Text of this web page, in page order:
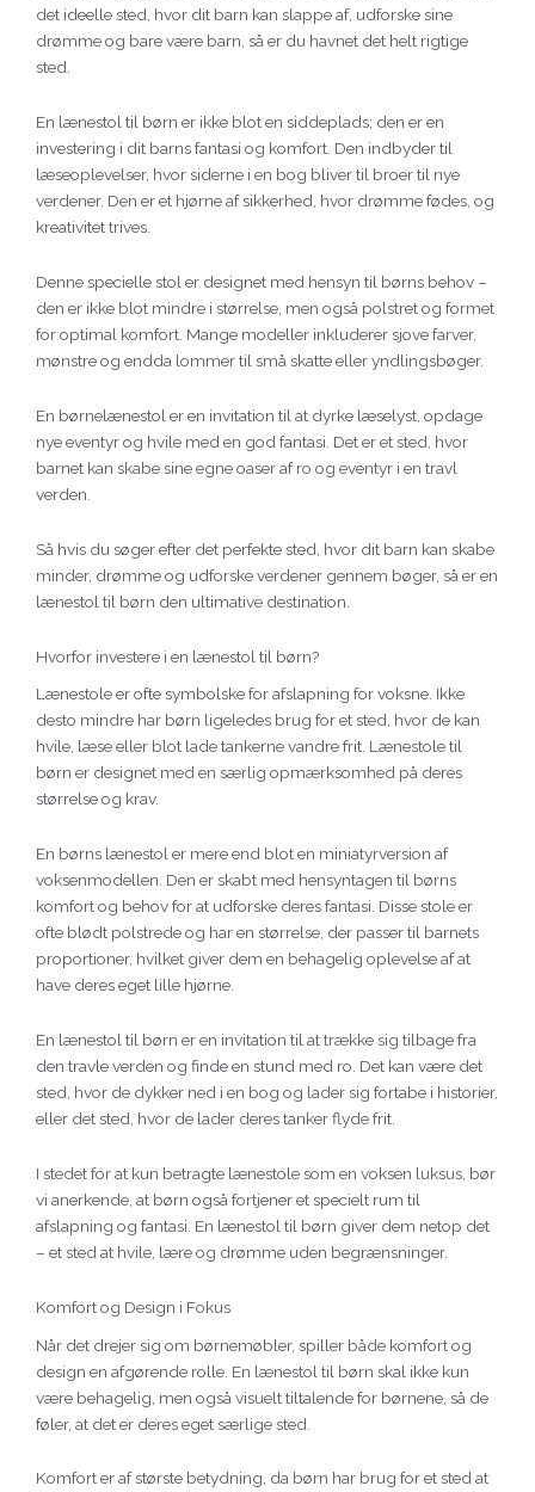
det ideelle sted, hvor dit barn kan slappe af, udforske sine
drømme og bare være barn, så er du havnet det helt rigtige
sted.
En lænestol til børn er ikke blot en siddeplads; den er en
investering i dit barns fantasi og komfort. Den indbyder til
læseoplevelser, hvor siderne i en bog bliver til broer til nye
verdener. Den er et hjørne af sikkerhed, hvor drømme fødes, og
kreativitet trives.
Denne specielle stol er designet med hensyn til børns behov –
den er ikke blot mindre i størrelse, men også polstret og formet
for optimal komfort. Mange modeller inkluderer sjove farver,
mønstre og endda lommer til små skatte eller yndlingsbøger.
En børnelænestol er en invitation til at dyrke læselyst, opdage
nye eventyr og hvile med en god fantasi. Det er et sted, hvor
barnet kan skabe sine egne oaser af ro og eventyr i en travl
verden.
Så hvis du søger efter det perfekte sted, hvor dit barn kan skabe
minder, drømme og udforske verdener gennem bøger, så er en
lænestol til børn den ultimative destination.
Hvorfor investere i en lænestol til børn?
Lænestole er ofte symbolske for afslapning for voksne. Ikke
desto mindre har børn ligeledes brug for et sted, hvor de kan
hvile, læse eller blot lade tankerne vandre frit. Lænestole til
børn er designet med en særlig opmærksomhed på deres
størrelse og krav.
En børns lænestol er mere end blot en miniatyrversion af
voksenmodellen. Den er skabt med hensyntagen til børns
komfort og behov for at udforske deres fantasi. Disse stole er
ofte blødt polstrede og har en størrelse, der passer til barnets
proportioner, hvilket giver dem en behagelig oplevelse af at
have deres eget lille hjørne.
En lænestol til børn er en invitation til at trække sig tilbage fra
den travle verden og finde en stund med ro. Det kan være det
sted, hvor de dykker ned i en bog og lader sig fortabe i historier,
eller det sted, hvor de lader deres tanker flyde frit.
I stedet for at kun betragte lænestole som en voksen luksus, bør
vi anerkende, at børn også fortjener et specielt rum til
afslapning og fantasi. En lænestol til børn giver dem netop det
– et sted at hvile, lære og drømme uden begrænsninger.
Komfort og Design i Fokus
Når det drejer sig om børnemøbler, spiller både komfort og
design en afgørende rolle. En lænestol til børn skal ikke kun
være behagelig, men også visuelt tiltalende for børnene, så de
føler, at det er deres eget særlige sted.
Komfort er af største betydning, da børn har brug for et sted at